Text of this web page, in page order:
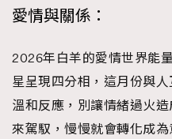
愛情與關係：
2026年白羊的愛情世界能
星呈現四分相，這月份與
溫和反應，別讓情緒過火
來駕馭，慢慢就會轉化成